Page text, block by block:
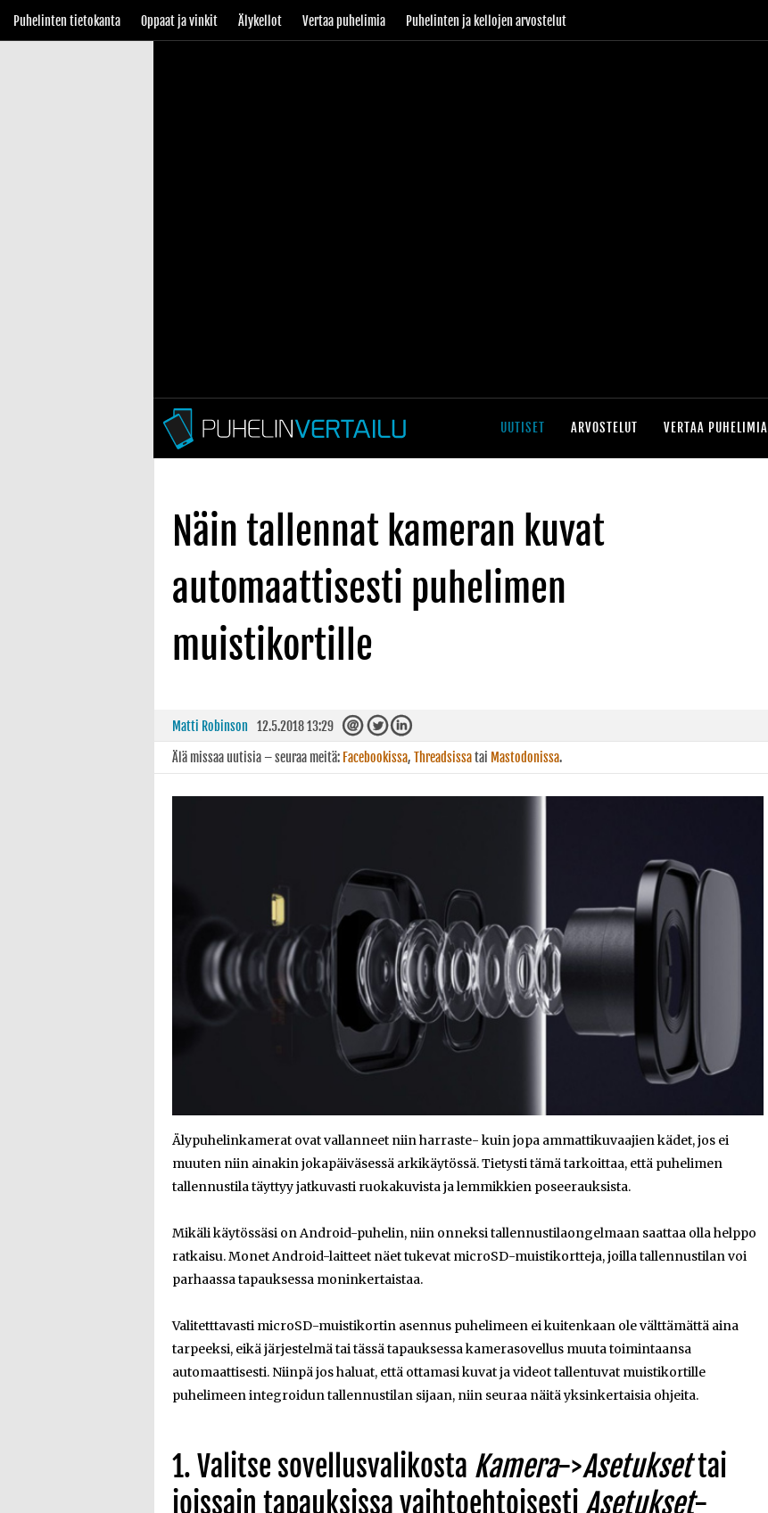
Puhelinten tietokanta Oppaat ja vinkit Älykellot Vertaa puhelimia Puhelinten ja kellojen arvostelut
UUTISET ARVOSTELUT VERTAA PUHELIMIA
Näin tallennat kameran kuvat
automaattisesti puhelimen
muistikortille
Matti Robinson 12.5.2018 13:29
Älä missaa uutisia – seuraa meitä: Facebookissa, Threadsissatai Mastodonissa.
Älypuhelinkamerat ovat vallanneet niin harraste- kuin jopa ammattikuvaajien kädet, jos ei
muuten niin ainakin jokapäiväsessä arkikäytössä. Tietysti tämä tarkoittaa, että puhelimen
tallennustila täyttyy jatkuvasti ruokakuvista ja lemmikkien poseerauksista.
Mikäli käytössäsi on Android-puhelin, niin onneksi tallennustilaongelmaan saattaa olla helppo
ratkaisu. Monet Android-laitteet näet tukevat microSD-muistikortteja, joilla tallennustilan voi
parhaassa tapauksessa moninkertaistaa.
Valitetttavasti microSD-muistikortin asennus puhelimeen ei kuitenkaan ole välttämättä aina
tarpeeksi, eikä järjestelmä tai tässä tapauksessa kamerasovellus muuta toimintaansa
automaattisesti. Niinpä jos haluat, että ottamasi kuvat ja videot tallentuvat muistikortille
puhelimeen integroidun tallennustilan sijaan, niin seuraa näitä yksinkertaisia ohjeita.
1. Valitse sovellusvalikosta Kamera->Asetuksettai
joissain tapauksissa vaihtoehtoisesti Asetukset-